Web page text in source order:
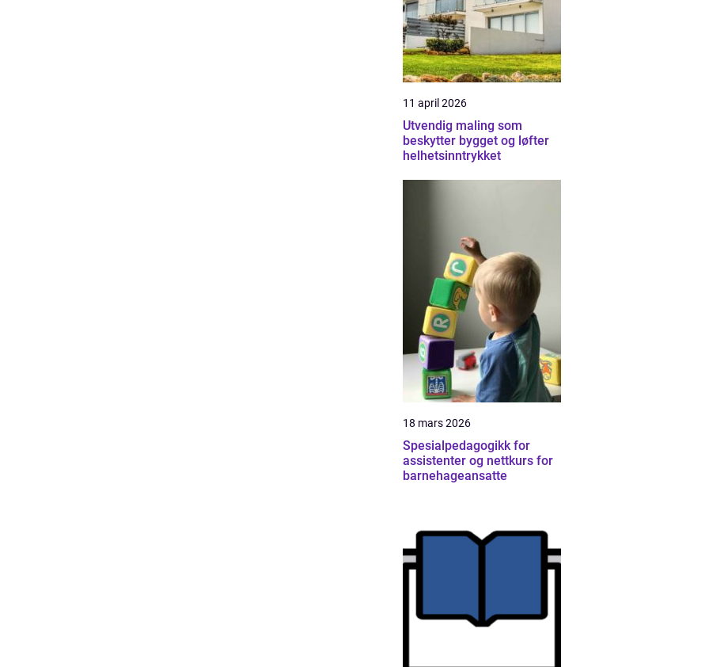
11 april 2026
Utvendig maling som
beskytter bygget og løfter
helhetsinntrykket
18 mars 2026
Spesialpedagogikk for
assistenter og nettkurs for
barnehageansatte